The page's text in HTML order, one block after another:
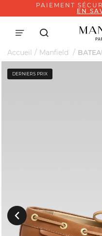
PAIEMENT
EN
Accueil Manfield
Précedent
DERNIERS PRIX